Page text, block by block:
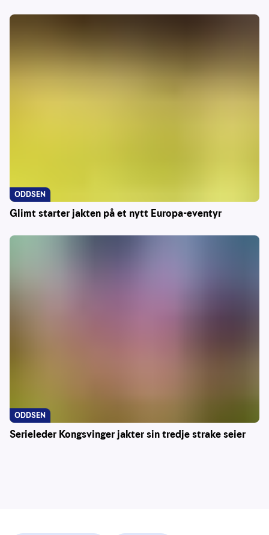
Glimt starter jakten på et nytt Europa-eventyr
ODDSEN
Serieleder Kongsvinger jakter sin tredje strake seier
ODDSEN